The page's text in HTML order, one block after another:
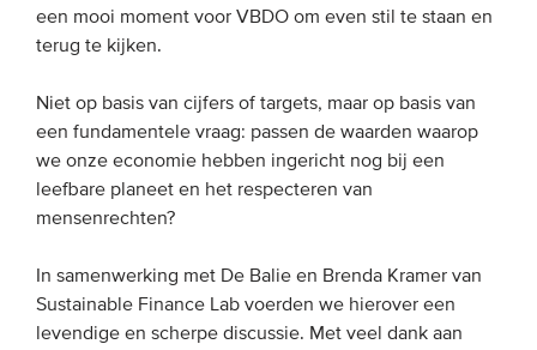
Van leden & partners
MEDIA
Webinars
Podcasts
een mooi moment voor VBDO om even stil te staan en
terug te kijken.
Niet op basis van cijfers of targets, maar op basis van
een fundamentele vraag: passen de waarden waarop
we onze economie hebben ingericht nog bij een
leefbare planeet en het respecteren van
mensenrechten?
In samenwerking met De Balie en Brenda Kramer van
Sustainable Finance Lab voerden we hierover een
levendige en scherpe discussie. Met veel dank aan